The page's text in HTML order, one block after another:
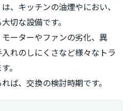
、キッチンの油煙やにおい、
切な設備です。
ーターやファンの劣化、異
れのしにくさなど様々なトラ
。
ば、交換の検討時期です。